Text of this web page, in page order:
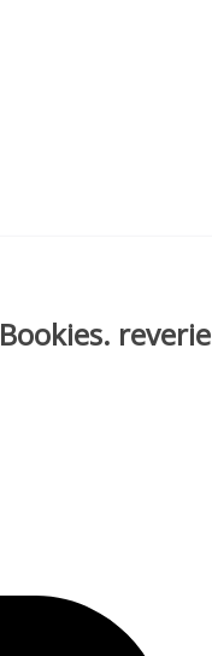
reverie